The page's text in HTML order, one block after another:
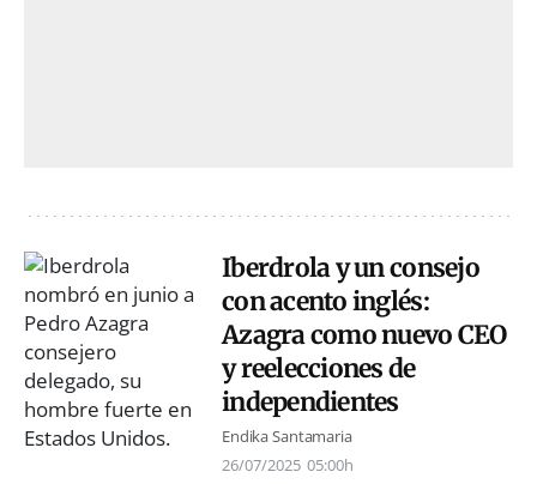
Iberdrola y un consejo
con acento inglés:
Azagra como nuevo CEO
y reelecciones de
independientes
Endika Santamaria
26/07/2025 05:00h